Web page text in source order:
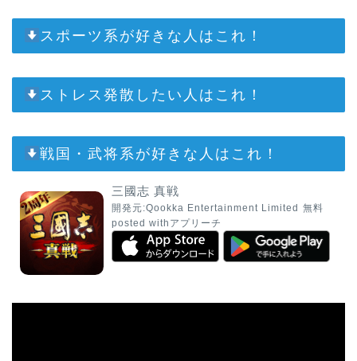
スポーツ系が好きな人はこれ！
ストレス発散したい人はこれ！
戦国・武将系が好きな人はこれ！
三國志 真戦
開発元:Qookka Entertainment Limited 無料
posted with アプリーチ